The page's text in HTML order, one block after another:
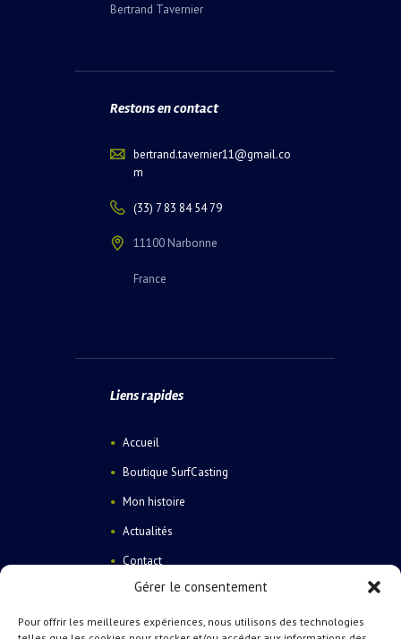
Gérer le consentement
Pour offrir les meilleures expériences, nous utilisons des technologies
Bertrand Tavernier
Restons en contact
bertrand.tavernier11@gmail.co
m
(33) 7 83 84 54 79
11100 Narbonne
France
Liens rapides
Accueil
Boutique SurfCasting
Mon histoire
Actualités
Contact